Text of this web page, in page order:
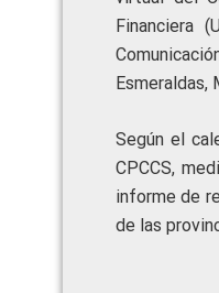
Financiera
Esmeraldas,
Según el
CPCCS,
informe de
de las